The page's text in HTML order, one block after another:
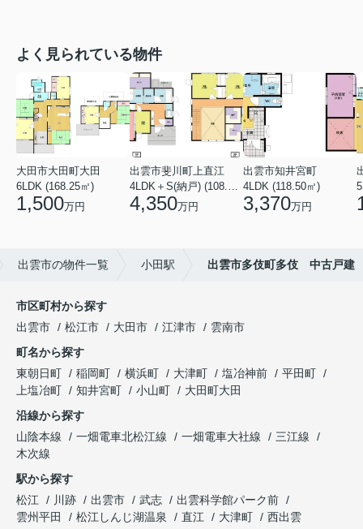
よく見られている物件
大田市大田町大田
6LDK (168.25㎡)
1,500万円
出雲市斐川町上直江
4LDK＋S(納戸) (108.47㎡)
4,350万円
出雲市知井宮町
4LDK (118.50㎡)
3,370万円
出雲市の物件一覧 小田駅 出雲市多伎町多伎 中古戸建
市区町村から探す
出雲市
松江市 大田市 江津市
雲南市
町名から探す
東朝日町
稲岡町 横浜町 大津町 塩冶神前
平田町
上塩冶町
知井宮町 小山町
大田町大田
沿線から探す
山陰本線
一畑電車北松江線 一畑電車大社線
三江線
木次線
駅から探す
松江
川跡 出雲市 武志
出雲科学館パーク前
雲州平田
松江しんじ湖温泉 直江 大津町 西出雲